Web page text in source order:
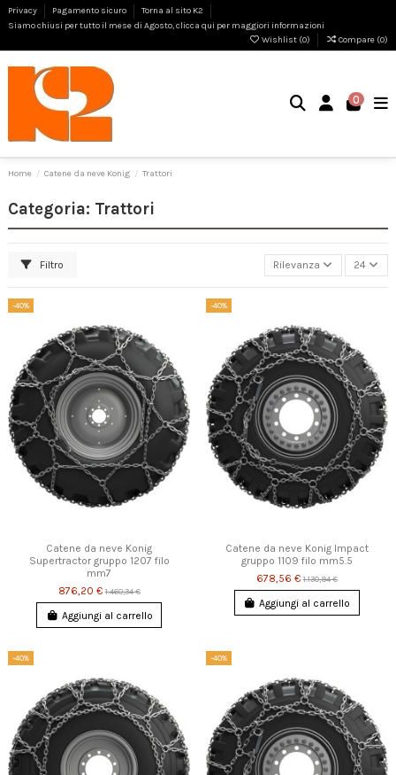
Privacy Pagamento sicuro
Torna al sito K2
Siamo chiusi per tutto il mese di Agosto, clicca qui per maggiori informazioni
Wishlist (0) Compare (0)
0
Home Catene da neve Konig Trattori
Categoria: Trattori
Filtro Rilevanza 24
-40%
Catene da neve Konig
Supertractor gruppo 1207 filo
mm7
876,20 €1.460,34 €
Aggiungi al carrello
-40%
Catene da neve Konig Impact
gruppo 1109 filo mm5.5
678,56 €1.130,94 €
Aggiungi al carrello
-40% -40%